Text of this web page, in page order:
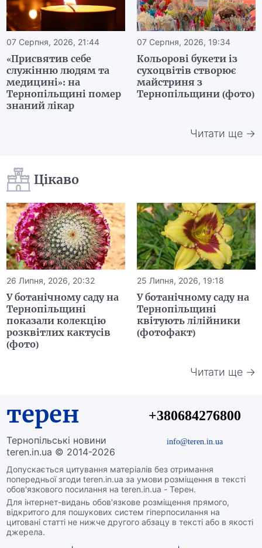
07 Серпня, 2026, 21:44
«Присвятив себе
служінню людям та
медицині»: на
Тернопільщині помер
знаний лікар
07 Серпня, 2026, 19:34
Кольорові букети із
сухоцвітів створює
майстриня з
Тернопільщини (фото)
Читати ще →
Цікаво
26 Липня, 2026, 20:32
У ботанічному саду на
Тернопільщині
показали колекцію
розквітлих кактусів
(фото)
25 Липня, 2026, 19:18
У ботанічному саду на
Тернопільщині
квітують лілійники
(фотофакт)
Читати ще →
терен
Тернопільські новини
teren.in.ua © 2014-2026
Допускається цитування матеріалів без отримання
попередньої згоди teren.in.ua за умови розміщення в тексті
обов'язкового посилання на teren.in.ua - Терен.
Для інтернет-видань обов'язкове розміщення прямого,
відкритого для пошукових систем гіперпосилання на
цитовані статті не нижче другого абзацу в тексті або в якості
джерела.
+380684276800
info@teren.in.ua